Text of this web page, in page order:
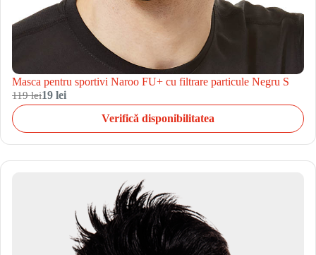
Masca pentru sportivi Naroo FU+ cu filtrare particule Negru S
119 lei19 lei
Verifică disponibilitatea